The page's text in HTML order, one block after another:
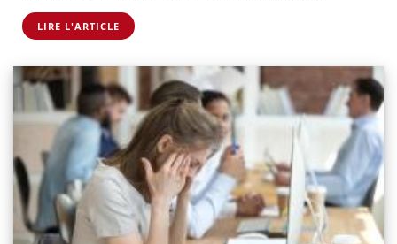
LIRE L'ARTICLE